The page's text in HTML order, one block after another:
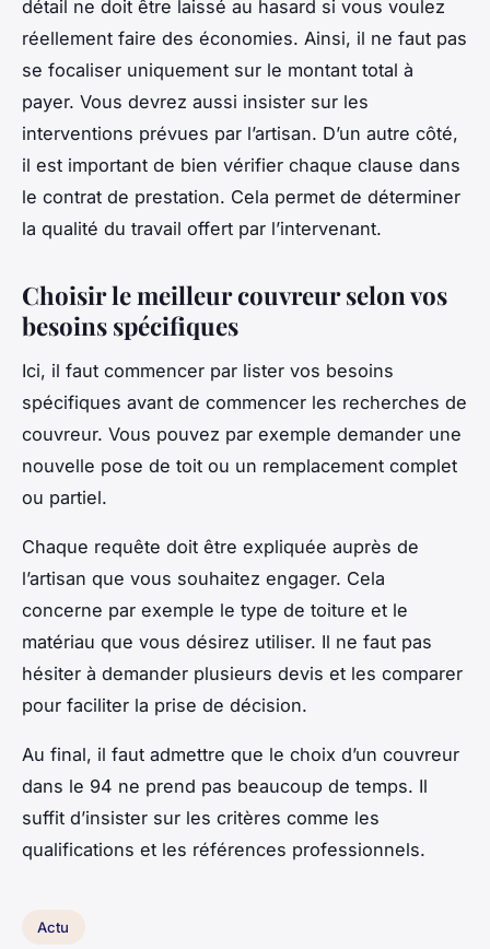
détail ne doit être laissé au hasard si vous voulez
réellement faire des économies. Ainsi, il ne faut pas
se focaliser uniquement sur le montant total à
payer. Vous devrez aussi insister sur les
interventions prévues par l’artisan. D’un autre côté,
il est important de bien vérifier chaque clause dans
le contrat de prestation. Cela permet de déterminer
la qualité du travail offert par l’intervenant.
Choisir le meilleur couvreur selon vos
besoins spécifiques
Ici, il faut commencer par lister vos besoins
spécifiques avant de commencer les recherches de
couvreur. Vous pouvez par exemple demander une
nouvelle pose de toit ou un remplacement complet
ou partiel.
Chaque requête doit être expliquée auprès de
l’artisan que vous souhaitez engager. Cela
concerne par exemple le type de toiture et le
matériau que vous désirez utiliser. Il ne faut pas
hésiter à demander plusieurs devis et les comparer
pour faciliter la prise de décision.
Au final, il faut admettre que le choix d’un couvreur
dans le 94 ne prend pas beaucoup de temps. Il
suffit d’insister sur les critères comme les
qualifications et les références professionnels.
Actu